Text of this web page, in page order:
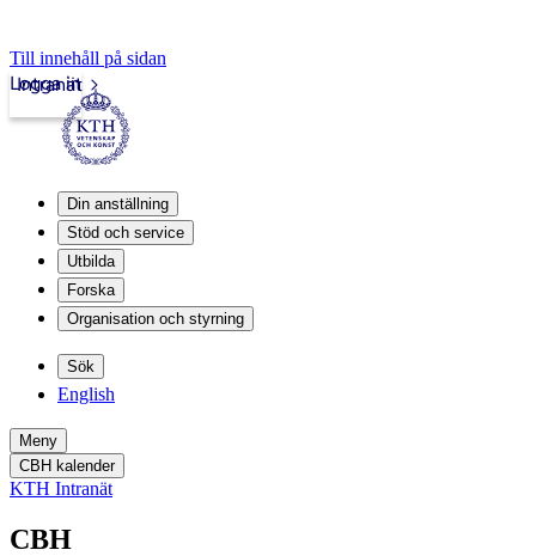
Till innehåll på sidan
Intranät
Logga in
Din anställning
Stöd och service
Utbilda
Forska
Organisation och styrning
Sök
English
Meny
CBH kalender
KTH Intranät
CBH